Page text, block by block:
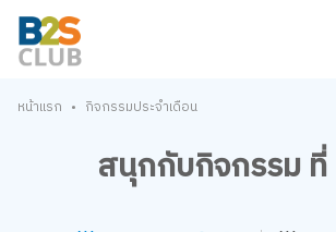
หน้าแรก • กิจกรรมประจำเดือน
สนุกกับกิจกรรม ที่